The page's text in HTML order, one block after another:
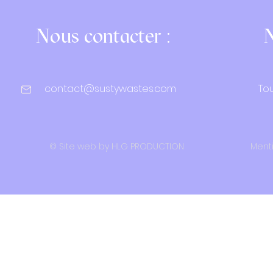
Nous contacter :
contact@sustywastes.com
© Site web by HLG PRODUCTION